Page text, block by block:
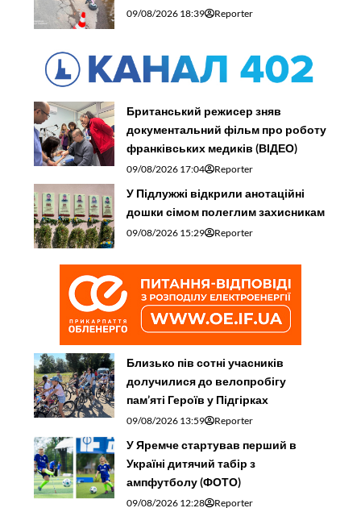
09/08/2026 18:39 Reporter
Британський режисер зняв
документальний фільм про роботу
франківських медиків (ВІДЕО)
09/08/2026 17:04 Reporter
У Підлужжі відкрили анотаційні
дошки сімом полеглим захисникам
09/08/2026 15:29 Reporter
Близько пів сотні учасників
долучилися до велопробігу
пам’яті Героїв у Підгірках
09/08/2026 13:59 Reporter
У Яремче стартував перший в
Україні дитячий табір з
ампфутболу (ФОТО)
09/08/2026 12:28 Reporter